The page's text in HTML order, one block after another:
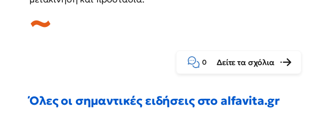
0 Δείτε τα σχόλια
Όλες οι σημαντικές ειδήσεις στο alfavita.gr